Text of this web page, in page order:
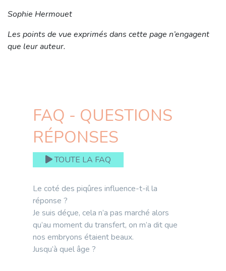
Sophie Hermouet
Les points de vue exprimés dans cette page n’engagent
que leur auteur.
FAQ - QUESTIONS
RÉPONSES
TOUTE LA FAQ
Le coté des piqûres influence-t-il la
réponse ?
Je suis déçue, cela n’a pas marché alors
qu’au moment du transfert, on m’a dit que
nos embryons étaient beaux.
Jusqu’à quel âge ?